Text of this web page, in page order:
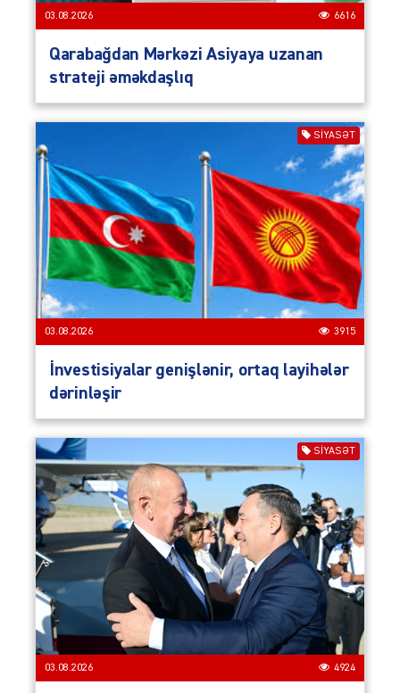
03.08.2026 6616
Qarabağdan Mərkəzi Asiyaya uzanan
strateji əməkdaşlıq
SIYASƏT
03.08.2026 3915
İnvestisiyalar genişlənir, ortaq layihələr
dərinləşir
SIYASƏT
03.08.2026 4924